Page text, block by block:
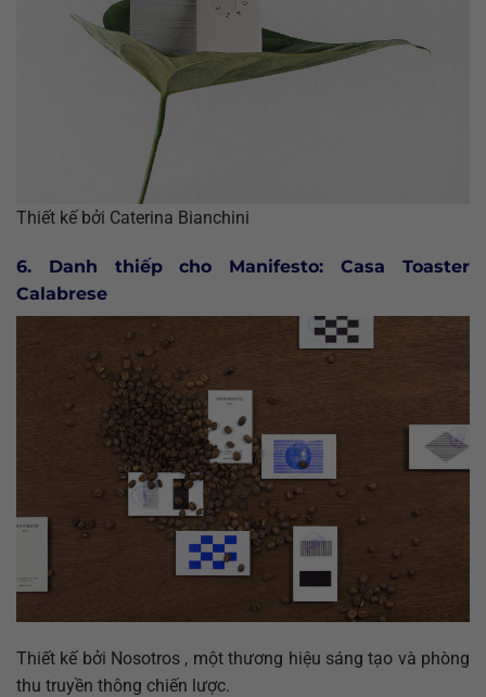
Thiết kế bởi Caterina Bianchini
6. Danh thiếp cho Manifesto: Casa Toaster
Calabrese
Thiết kế bởi Nosotros , một thương hiệu sáng tạo và phòng
thu truyền thông chiến lược.